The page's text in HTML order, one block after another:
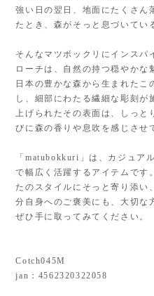
強い日の翌日、地面にたくさん
たとき、森がそっと息づいてい
そんなマツボックリにインス
ローチは、自然の持つ穏やかな
日本の豊かな森から生まれたこ
し、細部にわたる繊細な彫刻が
上げられたその表面は、しっと
びに森の香りや息吹を感じさせ
「matubokkuri」は、カジュア
で幅広く活躍するアイテムです
たのスタイルにそっと寄り添い
分自身へのご褒美にも、大切な
ぜひ手に取ってみてください。
Cotch045M
jan：4562320322058